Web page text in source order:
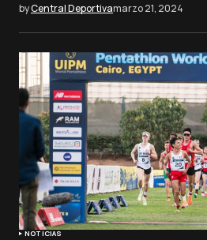
byCentral Deportivamarzo 21, 2024
NOTICIAS